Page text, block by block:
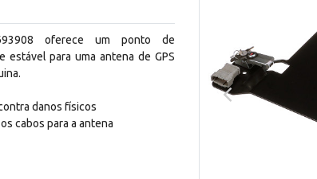
oferece um ponto de
estável para uma antena de GPS
danos físicos
cabos para a antena